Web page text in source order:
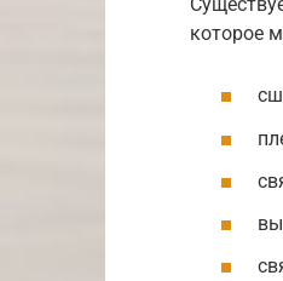
которое